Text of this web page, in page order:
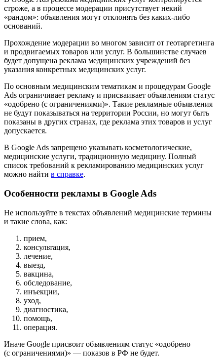
строже, а в процессе модерации присутствует некий
«рандом»: объявления могут отклонять без каких-либо
оснований.
Прохождение модерации во многом зависит от геотаргетинга
и продвигаемых товаров или услуг. В большинстве случаев
будет допущена реклама медицинских учреждений без
указания конкретных медицинских услуг.
По основным медицинским тематикам и процедурам Google
Ads ограничивает рекламу и присваивает объявлениям статус
«одобрено (с ограничениями)». Такие рекламные объявления
не будут показываться на территории России, но могут быть
показаны в других странах, где реклама этих товаров и услуг
допускается.
В Google Ads запрещено указывать косметологические,
медицинские услуги, традиционную медицину. Полный
список требований к рекламированию медицинских услуг
можно найти в справке.
Особенности рекламы в Google Ads
Не используйте в текстах объявлений медицинские термины
и такие слова, как:
прием,
консультация,
лечение,
выезд,
вакцина,
обследование,
инъекции,
уход,
диагностика,
помощь,
операция.
Иначе Google присвоит объявлениям статус «одобрено
(с ограничениями)» — показов в РФ не будет.